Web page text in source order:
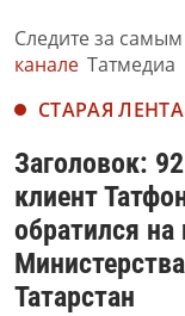
Следите за
канале Татмедиа
СТАРАЯ
Заголовок:
клиент
обратился
Татарстан